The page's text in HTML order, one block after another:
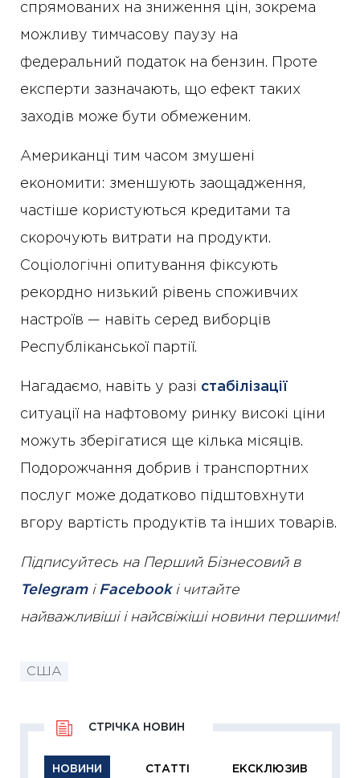
спрямованих на зниження цін, зокрема
можливу тимчасову паузу на
федеральний податок на бензин. Проте
експерти зазначають, що ефект таких
заходів може бути обмеженим.
Американці тим часом змушені
економити: зменшують заощадження,
частіше користуються кредитами та
скорочують витрати на продукти.
Соціологічні опитування фіксують
рекордно низький рівень споживчих
настроїв — навіть серед виборців
Республіканської партії.
Нагадаємо, навіть у разі стабілізації
ситуації на нафтовому ринку високі ціни
можуть зберігатися ще кілька місяців.
Подорожчання добрив і транспортних
послуг може додатково підштовхнути
вгору вартість продуктів та інших товарів.
Підписуйтесь на Перший Бізнесовий в
Telegramі Facebookі читайте
найважливіші і найсвіжіші новини першими!
США
НОВИНИ СТАТТІ ЕКСКЛЮЗИВ
СТРІЧКА НОВИН